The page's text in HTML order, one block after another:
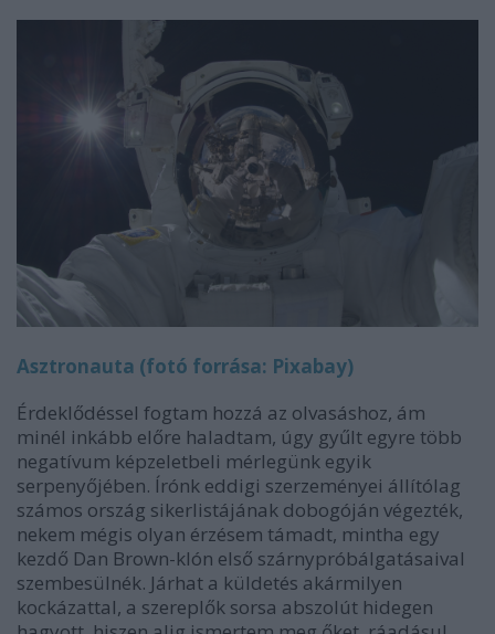
Asztronauta (fotó forrása: Pixabay)
Érdeklődéssel fogtam hozzá az olvasáshoz, ám
minél inkább előre haladtam, úgy gyűlt egyre több
negatívum képzeletbeli mérlegünk egyik
serpenyőjében. Írónk eddigi szerzeményei állítólag
számos ország sikerlistájának dobogóján végezték,
nekem mégis olyan érzésem támadt, mintha egy
kezdő Dan Brown-klón első szárnypróbálgatásaival
szembesülnék. Járhat a küldetés akármilyen
kockázattal, a szereplők sorsa abszolút hidegen